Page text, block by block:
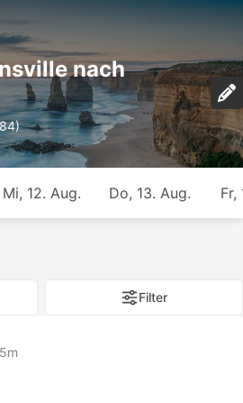
nach
Mi, 12. Aug. Do, 13. Aug. Fr,
Filter